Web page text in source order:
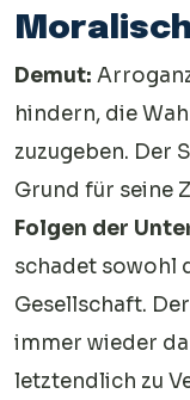
Demut:
hindern, die
zuzugeben. Der
Grund für seine
Folgen der
schadet sowohl
Gesellschaft.
immer wieder
letztendlich zu